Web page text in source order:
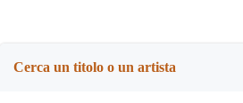
Cerca un titolo o un artista